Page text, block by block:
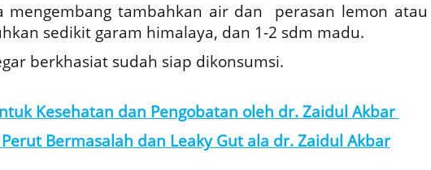
mengembang tambahkan air dan perasan lemon atau
sedikit garam himalaya, dan 1-2 sdm madu.
berkhasiat sudah siap dikonsumsi.
Kesehatan dan Pengobatan oleh dr. Zaidul Akbar
Bermasalah dan Leaky Gut ala dr. Zaidul Akbar